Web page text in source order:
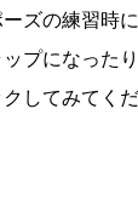
ズの練習時
プになった
してみてくだ